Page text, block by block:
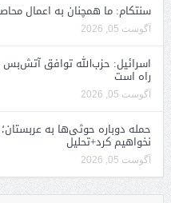
سنتکام: ما همچنان به اعمال
آگوست 05, 2026
اسرائیل: حزب‌الله توافق آتش‌بس
راه است
آگوست 05, 2026
حمله دوباره حوثی‌ها به
نخواهیم کرد+تحلیل
آگوست 05, 2026